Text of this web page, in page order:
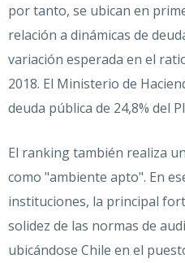
por tanto, se ubican en
relación a dinámicas de
variación esperada en el
2018. El Ministerio de
deuda pública de 24,8% del
El ranking también realiza
como "ambiente apto". En
instituciones, la principal
solidez de las normas de
ubicándose Chile en el